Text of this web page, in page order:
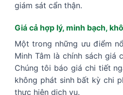
giám sát cẩn thận.
Giá cả hợp lý, minh bạch,
Một trong những ưu điểm
Minh Tâm là chính sách giá
Chúng tôi báo giá chi tiết
không phát sinh bất kỳ chi
thực hiện dịch vụ.